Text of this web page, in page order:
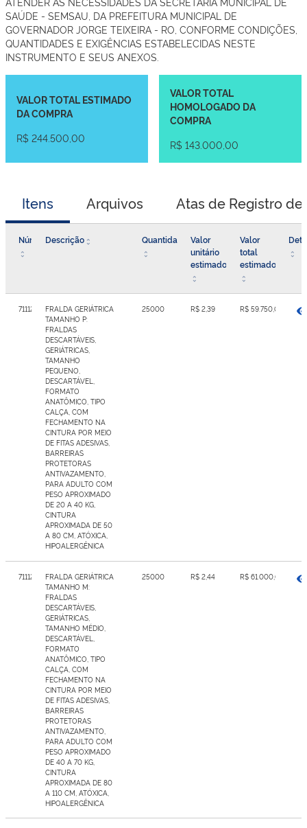
SAÚDE - SEMSAU, DA PREFEITURA MUNICIPAL DE
GOVERNADOR JORGE TEIXEIRA - RO, CONFORME CONDIÇÕES,
QUANTIDADES E EXIGÊNCIAS ESTABELECIDAS NESTE
INSTRUMENTO E SEUS ANEXOS.
VALOR TOTAL ESTIMADO
DA COMPRA
R$ 244.500,00
VALOR TOTAL
HOMOLOGADO DA
COMPRA
R$ 143.000,00
Itens Arquivos Atas de Registro de
NúmeroDescrição Quantidade
Valor
unitário
estimado
Valor
total
estimado
7111231
FRALDA GERIÁTRICA
TAMANHO P:
FRALDAS
DESCARTÁVEIS,
GERIÁTRICAS,
TAMANHO
PEQUENO,
DESCARTÁVEL,
FORMATO
ANATÔMICO, TIPO
CALÇA, COM
FECHAMENTO NA
CINTURA POR MEIO
DE FITAS ADESIVAS,
BARREIRAS
PROTETORAS
ANTIVAZAMENTO,
PARA ADULTO COM
PESO APROXIMADO
DE 20 A 40 KG,
CINTURA
APROXIMADA DE 50
A 80 CM, ATÓXICA,
HIPOALERGÊNICA
25000 R$ 2,39 R$ 59.750,00
7111232
FRALDA GERIÁTRICA
TAMANHO M:
FRALDAS
DESCARTÁVEIS,
GERIÁTRICAS,
TAMANHO MÉDIO,
DESCARTÁVEL,
FORMATO
ANATÔMICO, TIPO
CALÇA, COM
FECHAMENTO NA
CINTURA POR MEIO
DE FITAS ADESIVAS,
BARREIRAS
PROTETORAS
ANTIVAZAMENTO,
PARA ADULTO COM
PESO APROXIMADO
DE 40 A 70 KG,
CINTURA
APROXIMADA DE 80
A 110 CM, ATÓXICA,
HIPOALERGÊNICA
25000 R$ 2,44 R$ 61.000,00